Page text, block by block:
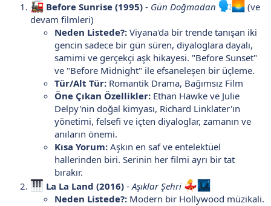
Before Sunrise (1995) - Gün Doğmadan
(ve
devam filmleri)
Neden Listede?: Viyana'da bir trende tanışan iki
gencin sadece bir gün süren, diyaloglara dayalı,
samimi ve gerçekçi aşk hikayesi. "Before Sunset"
ve "Before Midnight" ile efsaneleşen bir üçleme.
Tür/Alt Tür: Romantik Drama, Bağımsız Film
Öne Çıkan Özellikler: Ethan Hawke ve Julie
Delpy'nin doğal kimyası, Richard Linklater'ın
yönetimi, felsefi ve içten diyaloglar, zamanın ve
anıların önemi.
Kısa Yorum: Aşkın en saf ve entelektüel
hallerinden biri. Serinin her filmi ayrı bir tat
bırakır.
La La Land (2016) -Aşıklar Şehri
Neden Listede?: Modern bir Hollywood müzikali.